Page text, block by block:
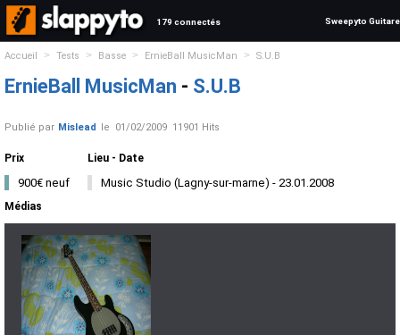
179 connectés Sweepyto Guitare
Accueil > Tests > Basse > ErnieBall MusicMan > S.U.B
ErnieBall MusicMan - S.U.B
Publié par Mislead le 01/02/2009 11901 Hits
Prix
900€ neuf
Lieu - Date
Music Studio (Lagny-sur-marne) - 23.01.2008
Médias